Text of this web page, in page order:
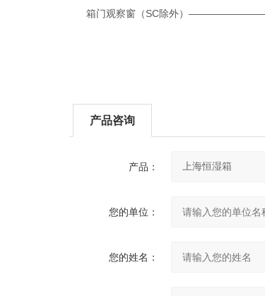
箱门观察窗（SC除外）
产品咨询
产品：
您的单位：
您的姓名：